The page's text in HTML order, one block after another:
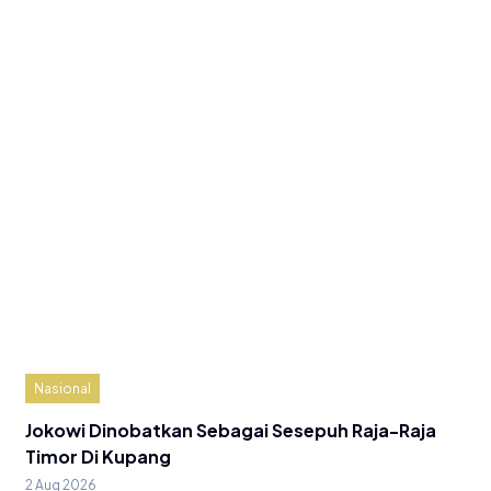
Nasional
Jokowi Dinobatkan Sebagai Sesepuh Raja-Raja
Timor Di Kupang
2 Aug 2026